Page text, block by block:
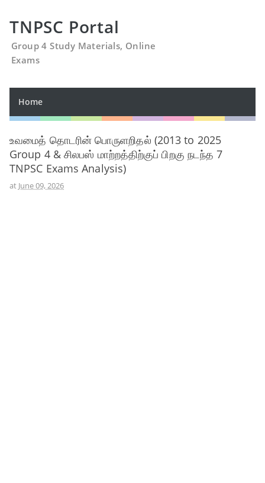
TNPSC Portal
Group 4 Study Materials, Online
Exams
Home
உவமைத் தொடரின் பொருளறிதல் (2013 to 2025
Group 4 & சிலபஸ் மாற்றத்திற்குப் பிறகு நடந்த 7
TNPSC Exams Analysis)
at June 09, 2026